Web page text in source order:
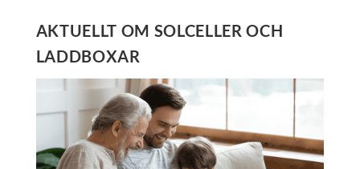
AKTUELLT OM SOLCELLER OCH
LADDBOXAR